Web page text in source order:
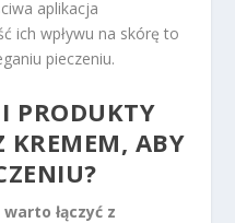
aplikacja
ich wpływu na skórę to
pieczeniu.
PRODUKTY
KREMEM, ABY
łączyć z